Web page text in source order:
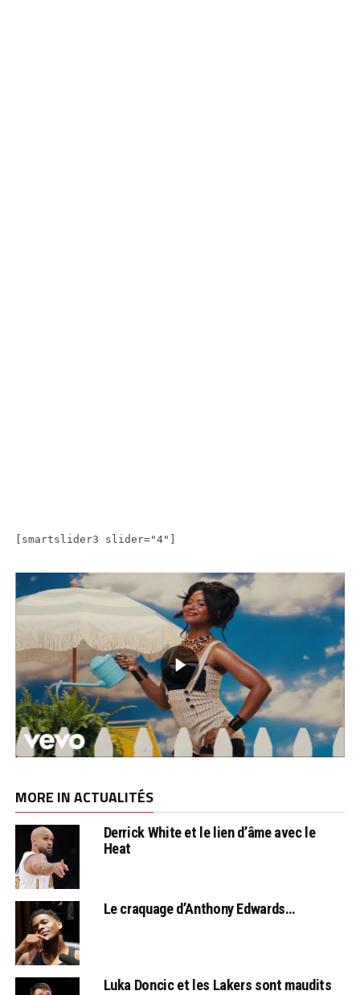
[smartslider3 slider="4"]
MORE IN ACTUALITÉS
Derrick White et le lien d’âme avec le
Heat
Le craquage d’Anthony Edwards…
Luka Doncic et les Lakers sont maudits